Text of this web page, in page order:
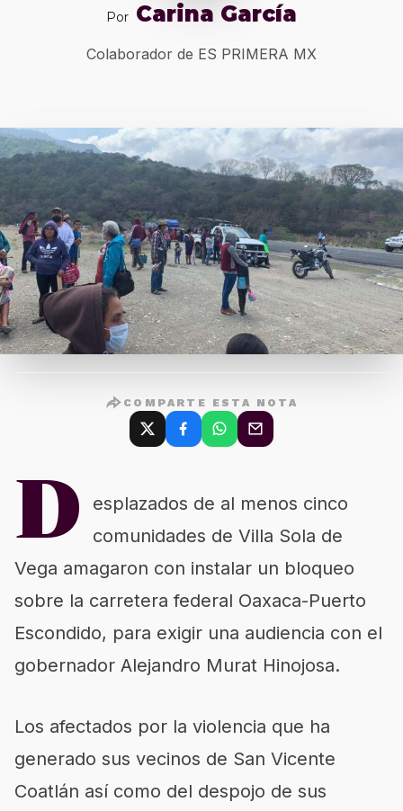
Por Carina García
Colaborador de ES PRIMERA MX
COMPARTE ESTA NOTA
D
esplazados de al menos cinco
comunidades de Villa Sola de
Vega amagaron con instalar un bloqueo
sobre la carretera federal Oaxaca-Puerto
Escondido, para exigir una audiencia con el
gobernador Alejandro Murat Hinojosa.
Los afectados por la violencia que ha
generado sus vecinos de San Vicente
Coatlán así como del despojo de sus